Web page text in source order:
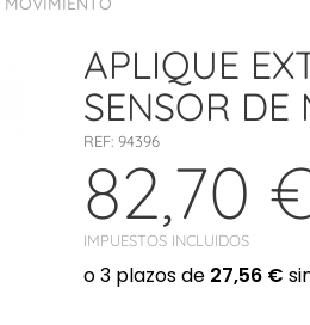
APLIQUE
SENSOR DE
REF: 94396
82,70
IMPUESTOS INCLUIDOS